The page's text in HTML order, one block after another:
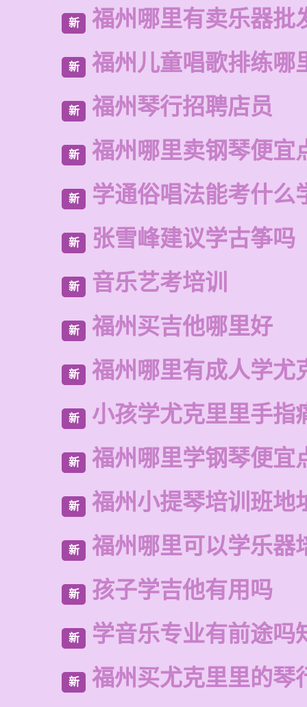
新 福州哪里有卖乐器批
新 福州儿童唱歌排练哪
新 福州琴行招聘店员
新 福州哪里卖钢琴便宜
新 学通俗唱法能考什么
新 张雪峰建议学古筝吗
新 音乐艺考培训
新 福州买吉他哪里好
新 福州哪里有成人学尤
新 小孩学尤克里里手指
新 福州哪里学钢琴便宜
新 福州小提琴培训班地
新 福州哪里可以学乐器
新 孩子学吉他有用吗
新 学音乐专业有前途吗
新 福州买尤克里里的琴